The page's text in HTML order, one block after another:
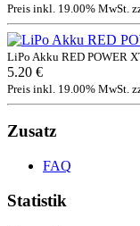
Preis inkl. 19.00% MwSt.
LiPo Akku RED POWER
5.20 €
Preis inkl. 19.00% MwSt.
Zusatz
FAQ
Statistik